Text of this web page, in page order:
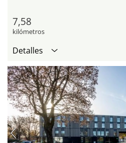
7,58
kilómetros
Detalles